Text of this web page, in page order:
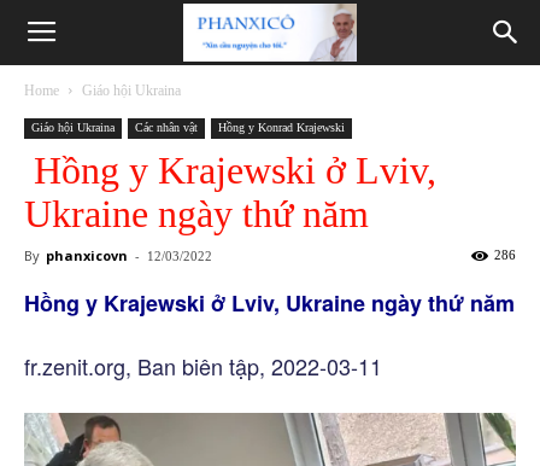
Phanxicô
Home Giáo hội Ukraina
Giáo hội Ukraina Các nhân vật Hồng y Konrad Krajewski
Hồng y Krajewski ở Lviv,
Ukraine ngày thứ năm
By phanxicovn - 12/03/2022 286
Hồng y Krajewski ở Lviv, Ukraine ngày thứ năm
fr.zenit.org, Ban biên tập, 2022-03-11